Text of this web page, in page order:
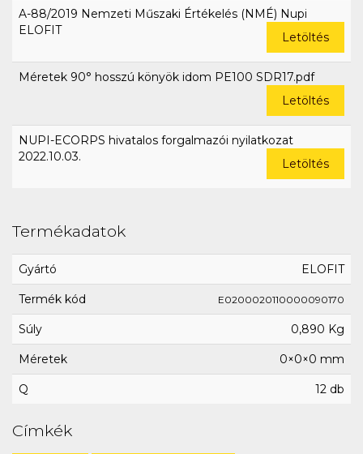
A-88/2019 Nemzeti Műszaki Értékelés (NMÉ) Nupi
ELOFIT
Letöltés
Méretek 90° hosszú könyök idom PE100 SDR17.pdf
Letöltés
NUPI-ECORPS hivatalos forgalmazói nyilatkozat
2022.10.03.
Letöltés
Termékadatok
Gyártó ELOFIT
Termék kód E0200020110000090170
Súly 0,890 Kg
Méretek 0×0×0 mm
Q 12 db
Címkék